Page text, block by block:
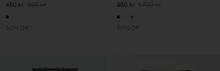
450 kr 900 kr
50% Off
850 kr 1 700 kr
50% Off